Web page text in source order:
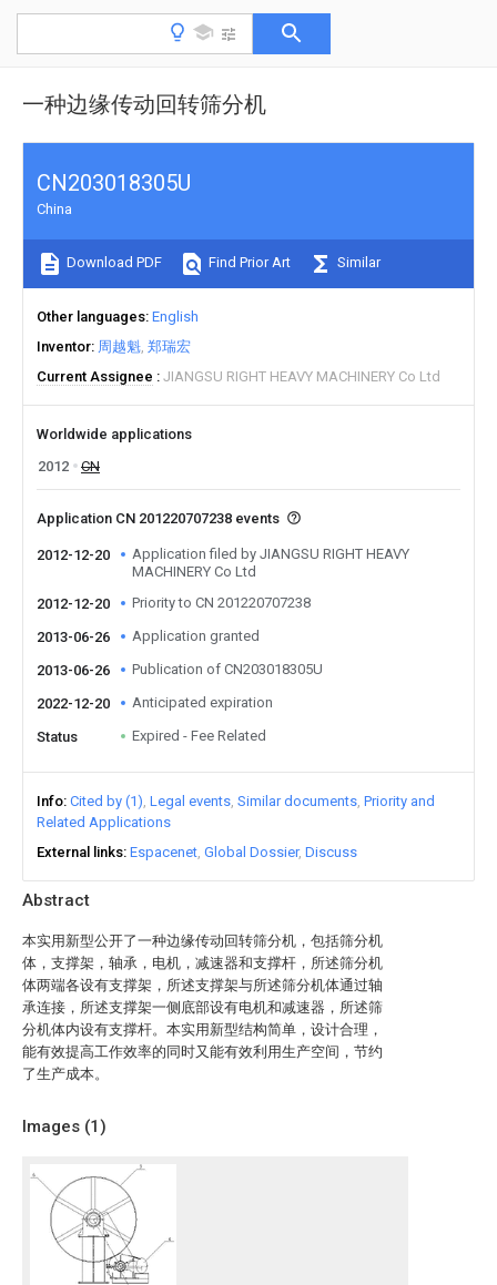
一种边缘传动回转筛分机
Abstract
本实用新型公开了一种边缘传动回转筛分机，包括筛分机
体，支撑架，轴承，电机，减速器和支撑杆，所述筛分机
体两端各设有支撑架，所述支撑架与所述筛分机体通过轴
承连接，所述支撑架一侧底部设有电机和减速器，所述筛
分机体内设有支撑杆。本实用新型结构简单，设计合理，
能有效提高工作效率的同时又能有效利用生产空间，节约
了生产成本。
Images (1)
CN203018305U
China
Download PDF Find Prior Art Similar
Other languages English
Inventor 周越魁 郑瑞宏
Current Assignee
JIANGSU RIGHT HEAVY MACHINERY Co Ltd
Worldwide applications
2012
CN
Application CN 201220707238 events
2012-12-20
Application filed by JIANGSU RIGHT HEAVY
MACHINERY Co Ltd
2012-12-20
Priority to CN 201220707238
2013-06-26 Application granted
2013-06-26 Publication of CN203018305U
2022-12-20 Anticipated expiration
Status Expired - Fee Related
Info Cited by (1) Legal events Similar documents Priority and
Related Applications
External links Espacenet Global Dossier Discuss